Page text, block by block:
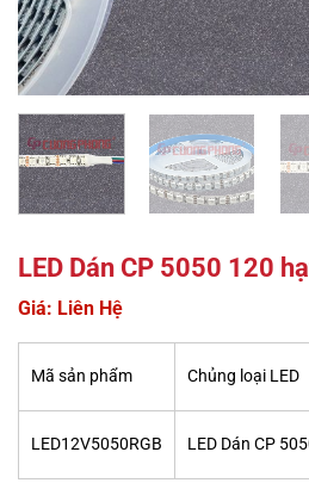
LED Dán CP 5050 120
Giá: Liên Hệ
Mã sản phẩm Chủng loại LED
LED12V5050RGB LED Dán CP